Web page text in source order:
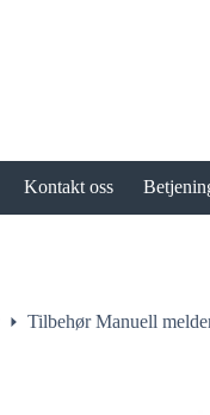
Kontakt oss
Tilbehør Manuell